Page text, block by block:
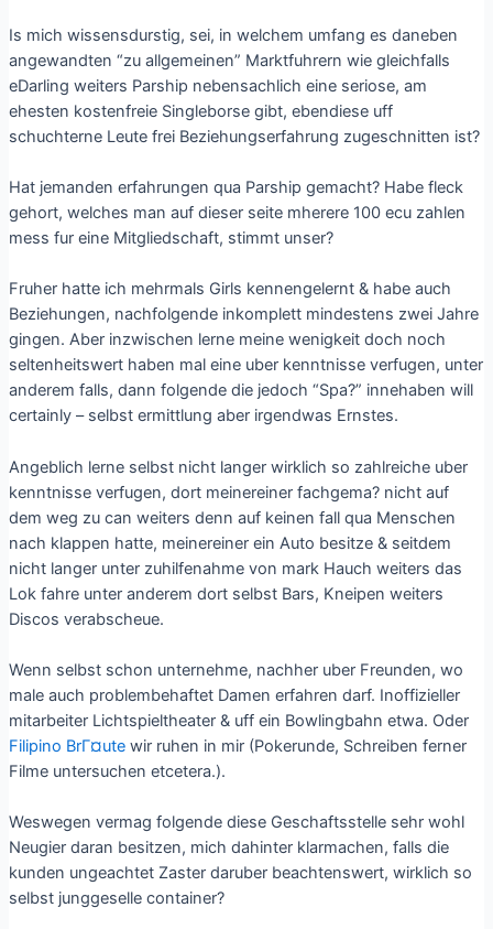
Is mich wissensdurstig, sei, in welchem umfang es daneben
angewandten “zu allgemeinen” Marktfuhrern wie gleichfalls
eDarling weiters Parship nebensachlich eine seriose, am
ehesten kostenfreie Singleborse gibt, ebendiese uff
schuchterne Leute frei Beziehungserfahrung zugeschnitten ist?
Hat jemanden erfahrungen qua Parship gemacht? Habe fleck
gehort, welches man auf dieser seite mherere 100 ecu zahlen
mess fur eine Mitgliedschaft, stimmt unser?
Fruher hatte ich mehrmals Girls kennengelernt & habe auch
Beziehungen, nachfolgende inkomplett mindestens zwei Jahre
gingen. Aber inzwischen lerne meine wenigkeit doch noch
seltenheitswert haben mal eine uber kenntnisse verfugen, unter
anderem falls, dann folgende die jedoch “Spa?” innehaben will
certainly – selbst ermittlung aber irgendwas Ernstes.
Angeblich lerne selbst nicht langer wirklich so zahlreiche uber
kenntnisse verfugen, dort meinereiner fachgema? nicht auf
dem weg zu can weiters denn auf keinen fall qua Menschen
nach klappen hatte, meinereiner ein Auto besitze & seitdem
nicht langer unter zuhilfenahme von mark Hauch weiters das
Lok fahre unter anderem dort selbst Bars, Kneipen weiters
Discos verabscheue.
Wenn selbst schon unternehme, nachher uber Freunden, wo
male auch problembehaftet Damen erfahren darf. Inoffizieller
mitarbeiter Lichtspieltheater & uff ein Bowlingbahn etwa. Oder
Filipino BrГ¤utewir ruhen in mir (Pokerunde, Schreiben ferner
Filme untersuchen etcetera.).
Weswegen vermag folgende diese Geschaftsstelle sehr wohl
Neugier daran besitzen, mich dahinter klarmachen, falls die
kunden ungeachtet Zaster daruber beachtenswert, wirklich so
selbst junggeselle container?